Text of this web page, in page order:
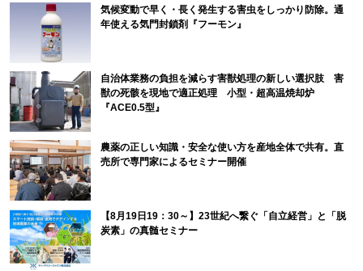
気候変動で早く・長く発生する害虫をしっかり防除。通
年使える気門封鎖剤『フーモン』
自治体業務の負担を減らす害獣処理の新しい選択肢 害
獣の死骸を現地で適正処理 小型・超高温焼却炉
『ACE0.5型』
農薬の正しい知識・安全な使い方を産地全体で共有。直
売所で専門家によるセミナー開催
【8月19日19：30～】23世紀へ繋ぐ「自立経営」と「脱
炭素」の真髄セミナー